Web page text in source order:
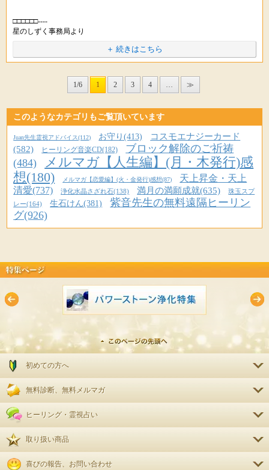
個人差があり、すべての方が実感するものではありません。
※ヒーリングはお薬ではありませんので医師から処方された薬や治療の代
わりに使うことは避けてください。医師の指示を尊重・最優先してくだ
さいね。
URLをコピペしてシェアもできます。
□□□□□□----
星のしずく事務局より
嬉しいご報告ありがとうございます。
> 今後、大きな幸せをつかみたいです！
みてくださいね。
※掲載している内容は、星のしずくに寄せられた個人の体験談で 効果には
個人差があり、すべての方が実感するものではありません。
※ヒーリングはお薬ではありませんので医師から処方された薬や治療の代
わりに使うことは避けてください。医師の指示を尊重・最優先してくだ
さいね。
＋ 続きはこちら
1/6 1 2 3 4 … ≫
このようなカテゴリもご覧頂いています
Juan先生霊視アドバイス(112) お守り(413)
コスモエナジーカード
(582)
ヒーリング音楽CD(182)
ブロック解除のご祈祷
(484)
メルマガ【人生編】(月・木発行)感
想(180)
メルマガ【恋愛編】(火・金発行)感想(87)
天上昇金・天上
清愛(737)
浄化水晶さざれ石(138) 満月の満願成就(635)
珠玉スプ
レー(164)
生石けん(381)
紫音先生の無料遠隔ヒーリン
グ(926)
初めての方へ
無料診断、無料メルマガ
ヒーリング・霊視占い
取り扱い商品
喜びの報告、お問い合わせ